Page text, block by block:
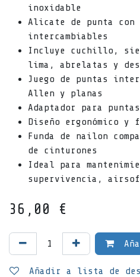
inoxidable
Alicate de punta con
intercambiables
Incluye cuchillo,
lima, abrelatas y
Juego de puntas
Allen y planas
Adaptador para
Diseño ergonómico
Funda de nailon
de cinturones
Ideal para
supervivencia,
36,00 €
Añadir a lista de